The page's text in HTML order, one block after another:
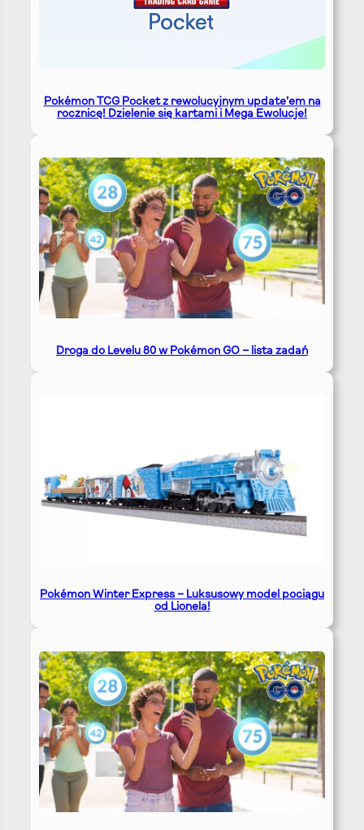
Pokémon TCG Pocket z rewolucyjnym update’em na
rocznicę! Dzielenie się kartami i Mega Ewolucje!
Droga do Levelu 80 w Pokémon GO – lista zadań
Pokémon Winter Express – Luksusowy model pociągu
od Lionela!